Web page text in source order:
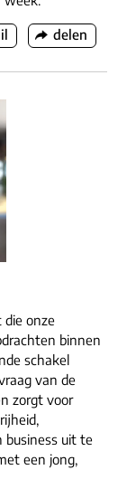
delen
die onze
binnen
schakel
van de
zorgt voor
business uit te
een jong,